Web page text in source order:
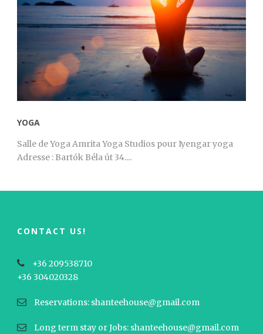
YOGA
Salle de Yoga Amrita Yoga Studios pour Iyengar yoga
Adresse : Bartók Béla út 34....
CONTACT US!
+36 209538710
+36 304020328
Reservations: shanteehouse@gmail.com
Long term stay or Jobs: shanteehouse@gmail.com